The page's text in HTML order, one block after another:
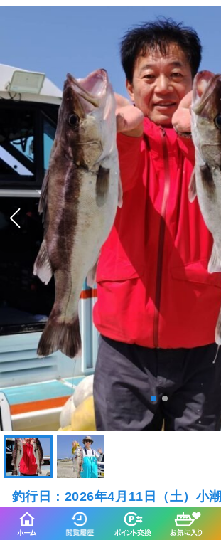
釣行日：2026年4月11日（土）小潮
ドンコ （チゴダ